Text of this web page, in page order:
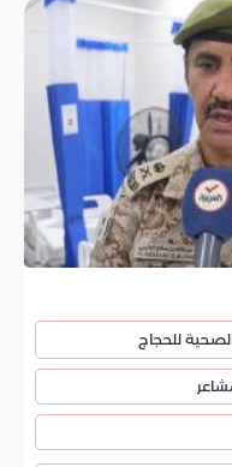
الصحية للحجاج